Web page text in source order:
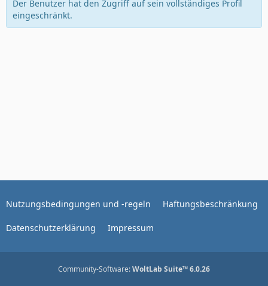
Der Benutzer hat den Zugriff auf sein vollständiges Profil
eingeschränkt.
Nutzungsbedingungen und -regeln Haftungsbeschränkung
Datenschutzerklärung Impressum
Community-Software:WoltLab Suite™ 6.0.26